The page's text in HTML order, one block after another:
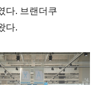
다. 브랜더쿠
다.